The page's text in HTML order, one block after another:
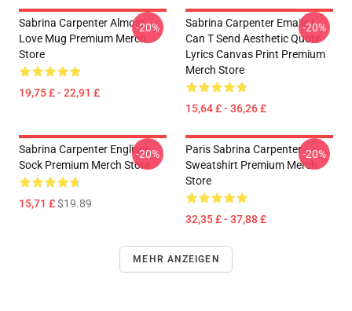
Sabrina Carpenter Almost
Love Mug Premium Merch
Store
19,75 £ - 22,91 £
-20%
Sabrina Carpenter Emails I
Can T Send Aesthetic Quote
Lyrics Canvas Print Premium
Merch Store
15,64 £ - 36,26 £
-20%
Sabrina Carpenter Englisch
Sock Premium Merch Store
15,71 £$19.89
-20%
Paris Sabrina Carpenter
Sweatshirt Premium Merch
Store
32,35 £ - 37,88 £
-20%
MEHR ANZEIGEN